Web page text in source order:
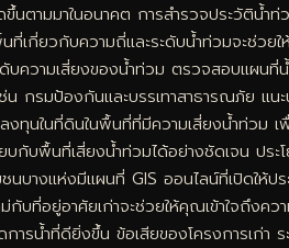
นตามมาในอนาคต การสำรวจประวัติ
กี่ยวกับความถี่และระดับน้ำท่วมจะช่ว
ความเสี่ยงของน้ำท่วม ตรวจสอบแผน
กรมป้องกันและบรรเทาสาธารณภัย แ
ในที่ดินในพื้นที่ที่มีความเสี่ยงน้ำท่วม เ
บพื้นที่เสี่ยงน้ำท่วมได้อย่างชัดเจน ประ
งแห่งมีแผนที่ GIS ออนไลน์ที่เปิดให้ป
ม่กับที่อยู่อาศัยเก่าจะช่วยให้คุณเข้าใจ
รน้ำที่ดียิ่งขึ้น ข้อเสียของโครงการเก่